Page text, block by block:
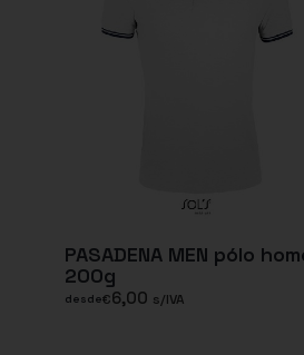
PASADENA MEN pólo
200g
desde€6,00 s/IVA